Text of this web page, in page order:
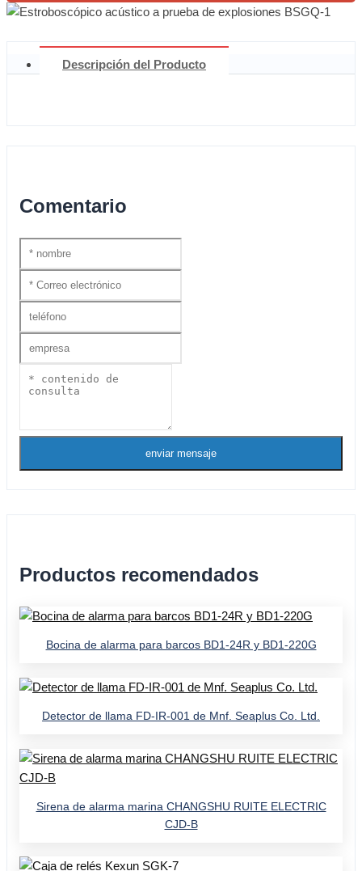
Descripción del Producto
Comentario
enviar mensaje
Productos recomendados
Bocina de alarma para barcos BD1-24R y BD1-220G
Detector de llama FD-IR-001 de Mnf. Seaplus Co. Ltd.
Sirena de alarma marina CHANGSHU RUITE ELECTRIC
CJD-B